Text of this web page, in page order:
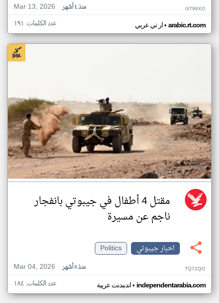
Mar 13, 2026
منذ ٤ أشهر GT99XO
ار تي عربي• arabic.rt.com عدد الكلمات: ١٩١
مقتل 4 أطفال في جيبوتي بانفجار
ناجم عن مسيرة
اخبار جيبوتي
Politics
Mar 04, 2026
منذ ٥ أشهر TQ72QO
اندبندنت عربية• independentarabia.com عدد الكلمات: ١٨٤